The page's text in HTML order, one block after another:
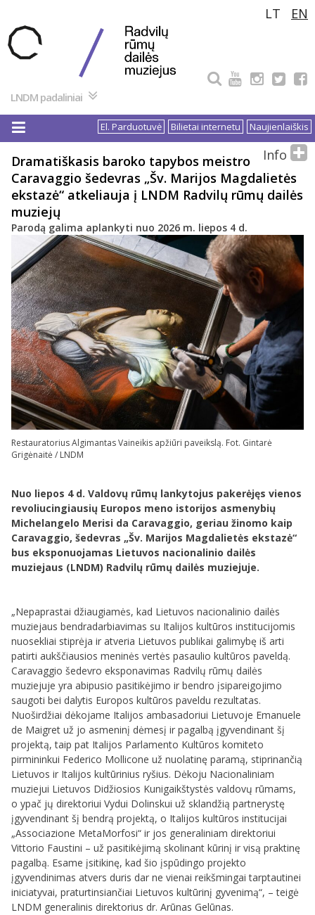
turinio
LT EN
LNDM padaliniai
Naujienlaiškis
Bilietai internetu
El. Parduotuvė
Dramatiškasis baroko tapybos meistro
Caravaggio šedevras „Šv. Marijos Magdalietės
ekstazė“ atkeliauja į LNDM Radvilų rūmų dailės
muziejų
Parodą galima aplankyti nuo 2026 m. liepos 4 d.
Restauratorius Algimantas Vaineikis apžiūri paveikslą. Fot. Gintarė
Grigėnaitė / LNDM
Nuo liepos 4 d. Valdovų rūmų lankytojus pakerėjęs vienos
revoliucingiausių Europos meno istorijos asmenybių
Michelangelo Merisi da Caravaggio, geriau žinomo kaip
Caravaggio, šedevras „Šv. Marijos Magdalietės ekstazė“
bus eksponuojamas Lietuvos nacionalinio dailės
muziejaus (LNDM) Radvilų rūmų dailės muziejuje.
„Nepaprastai džiaugiamės, kad Lietuvos nacionalinio dailės
muziejaus bendradarbiavimas su Italijos kultūros institucijomis
nuosekliai stiprėja ir atveria Lietuvos publikai galimybę iš arti
patirti aukščiausios meninės vertės pasaulio kultūros paveldą.
Caravaggio šedevro eksponavimas Radvilų rūmų dailės
muziejuje yra abipusio pasitikėjimo ir bendro įsipareigojimo
saugoti bei dalytis Europos kultūros paveldu rezultatas.
Nuoširdžiai dėkojame Italijos ambasadoriui Lietuvoje Emanuele
de Maigret už jo asmeninį dėmesį ir pagalbą įgyvendinant šį
projektą, taip pat Italijos Parlamento Kultūros komiteto
pirmininkui Federico Mollicone už nuolatinę paramą, stiprinančią
Lietuvos ir Italijos kultūrinius ryšius. Dėkoju Nacionaliniam
muziejui Lietuvos Didžiosios Kunigaikštystės valdovų rūmams,
o ypač jų direktoriui Vydui Dolinskui už sklandžią partnerystę
įgyvendinant šį bendrą projektą, o Italijos kultūros institucijai
„Associazione MetaMorfosi“ ir jos generaliniam direktoriui
Vittorio Faustini – už pasitikėjimą skolinant kūrinį ir visą praktinę
pagalbą. Esame įsitikinę, kad šio įspūdingo projekto
įgyvendinimas atvers duris dar ne vienai reikšmingai tarptautinei
iniciatyvai, praturtinsiančiai Lietuvos kultūrinį gyvenimą“, – teigė
LNDM generalinis direktorius dr. Arūnas Gelūnas.
Info